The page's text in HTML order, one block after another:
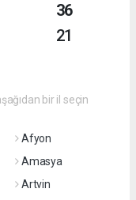
36
21
bir il seçin
Afyon
Amasya
Artvin